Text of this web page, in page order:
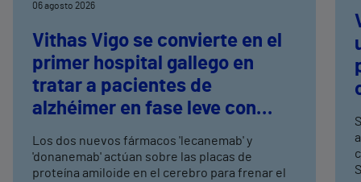
06 agosto 2026
Vithas Vigo se convierte en el
primer hospital gallego en
tratar a pacientes de
alzhéimer en fase leve con
terapias antiamiloide
Los dos nuevos fármacos 'lecanemab' y
'donanemab' actúan sobre las placas de
proteína amiloide en el cerebro para frenar el